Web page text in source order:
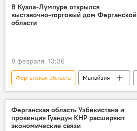
здравоохранение
тендер
больница
Общество
В Куала-Лумпуре открылся
выставочно-торговый дом Ферганской
области
8 февраля, 13:36
Ферганская область Малайзия
торговый дом
Куала-Лумпур
предприниматели
Ферганская область Узбекистана и
провинция Гуандун КНР расширяют
экономические связи